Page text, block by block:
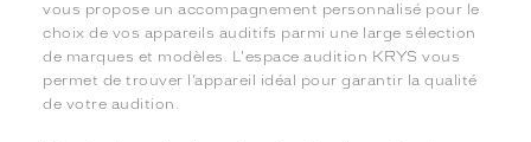
vous propose un accompagnement personnalisé pour le
choix de vos appareils auditifs parmi une large sélection
de marques et modèles. L'espace audition KRYS vous
permet de trouver l’appareil idéal pour garantir la qualité
de votre audition.